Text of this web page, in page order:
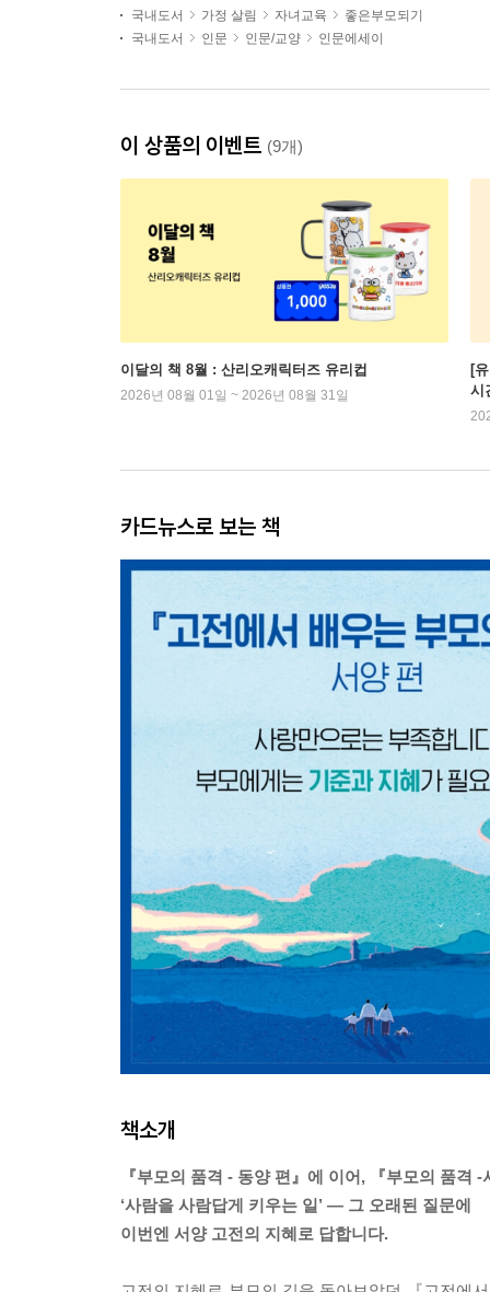
국내도서 가정 살림 자녀교육
좋은부모되기
국내도서
인문 인문/교양 인문에세이
이 상품의 이벤트 (9개)
이달의 책 8월 : 산리오캐릭터즈 유리컵
2026년 08월 01일 ~ 2026년 08월 31일
[
시
카드뉴스로 보는 책
책소개
『부모의 품격 - 동양 편』에 이어, 『부모의 품격
‘사람을 사람답게 키우는 일’ — 그 오래된 질문에
이번엔 서양 고전의 지혜로 답합니다.